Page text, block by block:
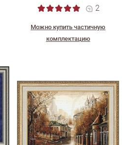
2
Можно купить частичную
комплектацию